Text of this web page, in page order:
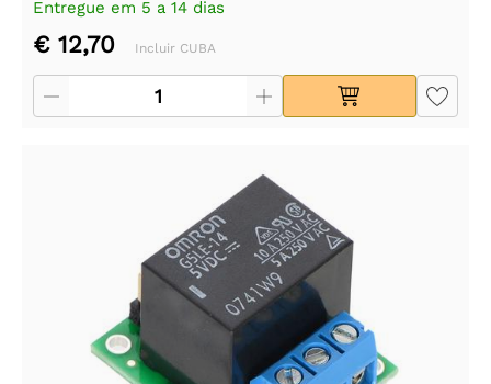
Entregue em 5 a 14 dias
€ 12,70 Incluir CUBA